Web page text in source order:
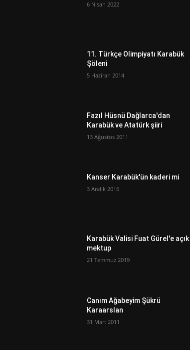
6 Nisan 2022
11. Türkçe Olimpiyatı Karabük
Şöleni
5 Haziran 2014
Fazıl Hüsnü Dağlarca'dan
Karabük ve Atatürk şiiri
13 Ağustos 2011
Kanser Karabük'ün kaderi mi
3 Aralık 2016
Karabük Valisi Fuat Gürel'e açık
mektup
21 Temmuz 2019
Canım Ağabeyim Şükrü
Karaarslan
31 Mart 2011